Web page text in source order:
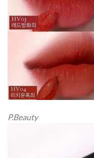
P.Beauty